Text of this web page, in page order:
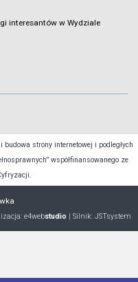
interesantów w Wydziale
budowa strony internetowej i podległych
współfinansowanego ze
e4webstudio | Silnik: JSTsystem